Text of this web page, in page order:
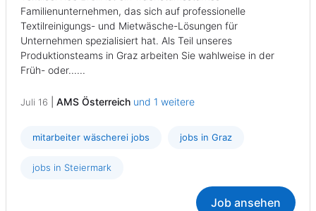
Familienunternehmen, das sich auf professionelle
Textilreinigungs- und Mietwäsche-Lösungen für
Unternehmen spezialisiert hat. Als Teil unseres
Produktionsteams in Graz arbeiten Sie wahlweise in der
Früh- oder......
Juli 16 AMS Österreich und 1 weitere
mitarbeiter wäscherei jobs jobs in Graz
jobs in Steiermark
Job ansehen